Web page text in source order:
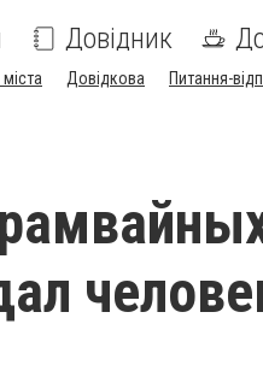
Довідник
міста Довідкова Питання-